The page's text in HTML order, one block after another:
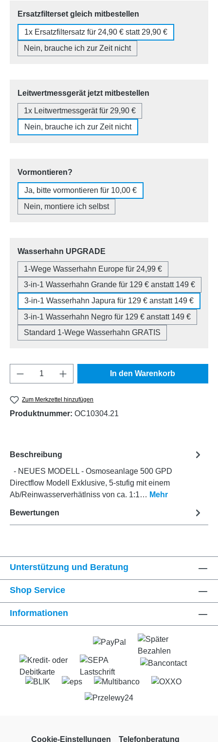
Ersatzfilterset gleich mitbestellen
1x Ersatzfiltersatz für 24,90 € statt 29,90 €
Nein, brauche ich zur Zeit nicht
Leitwertmessgerät jetzt mitbestellen
1x Leitwertmessgerät für 29,90 €
Nein, brauche ich zur Zeit nicht
Vormontieren?
Ja, bitte vormontieren für 10,00 €
Nein, montiere ich selbst
Wasserhahn UPGRADE
1-Wege Wasserhahn Europe für 24,99 €
3-in-1 Wasserhahn Grande für 129 € anstatt 149 €
3-in-1 Wasserhahn Japura für 129 € anstatt 149 €
3-in-1 Wasserhahn Negro für 129 € anstatt 149 €
Standard 1-Wege Wasserhahn GRATIS
Produkt Anzahl: Gib den gewünschten
In den Warenkorb
Zum Merkzettel hinzufügen
Produktnummer: OC10304.21
Beschreibung
- NEUES MODELL - Osmoseanlage 500 GPD
Directflow Modell Exklusive, 5-stufig mit einem
Ab/Reinwasserverhätlniss von ca. 1:1… Mehr
Bewertungen
Unterstützung und Beratung
Shop Service
Informationen
Cookie-Einstellungen Telefonberatung